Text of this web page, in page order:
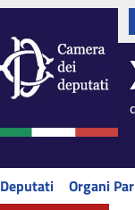
Deputati Organi